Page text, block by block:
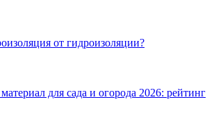
от гидроизоляции?
для сада и огорода 2026: рейтинг